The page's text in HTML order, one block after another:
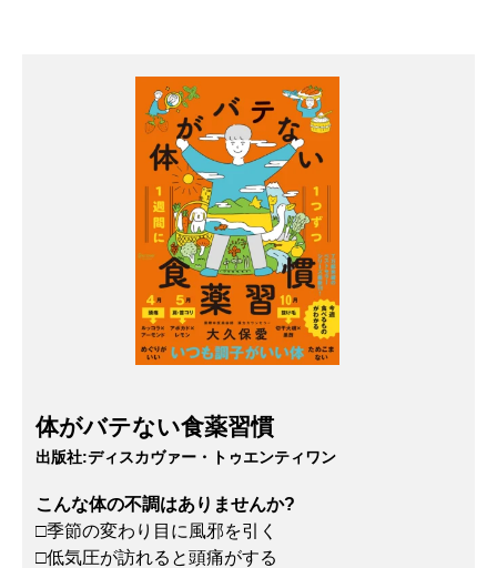
体がバテない食薬習慣
出版社:ディスカヴァー・トゥエンティワン
こんな体の不調はありませんか?
□季節の変わり目に風邪を引く
□低気圧が訪れると頭痛がする